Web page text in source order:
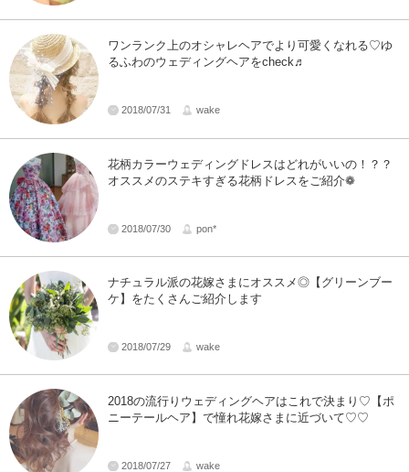
ワンランク上のオシャレヘアでより可愛くなれる♡ゆ
るふわのウェディングヘアをcheck♬
2018/07/31 wake
花柄カラーウェディングドレスはどれがいいの！？？
オススメのステキすぎる花柄ドレスをご紹介❁
2018/07/30 pon*
ナチュラル派の花嫁さまにオススメ◎【グリーンブー
ケ】をたくさんご紹介します
2018/07/29 wake
2018の流行りウェディングヘアはこれで決まり♡【ポ
ニーテールヘア】で憧れ花嫁さまに近づいて♡♡
2018/07/27 wake